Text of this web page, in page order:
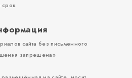
срок
сайта без письменного
запрещена»